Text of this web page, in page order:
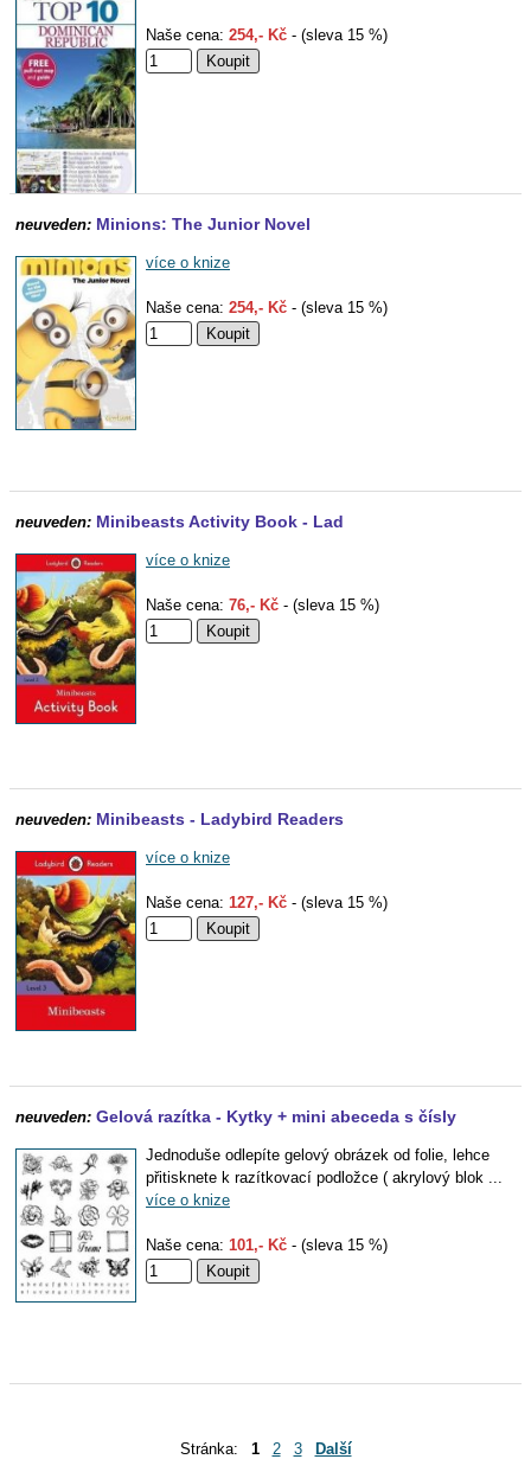
Naše cena: 254,- Kč - (sleva 15 %)
neuveden: Minions: The Junior Novel
více o knize
Naše cena: 254,- Kč - (sleva 15 %)
neuveden: Minibeasts Activity Book - Lad
více o knize
Naše cena: 76,- Kč - (sleva 15 %)
neuveden: Minibeasts - Ladybird Readers
více o knize
Naše cena: 127,- Kč - (sleva 15 %)
neuveden: Gelová razítka - Kytky + mini abeceda s čísly
Jednoduše odlepíte gelový obrázek od folie, lehce
přitisknete k razítkovací podložce ( akrylový blok ...
více o knize
Naše cena: 101,- Kč - (sleva 15 %)
Stránka: 1 2 3 Další